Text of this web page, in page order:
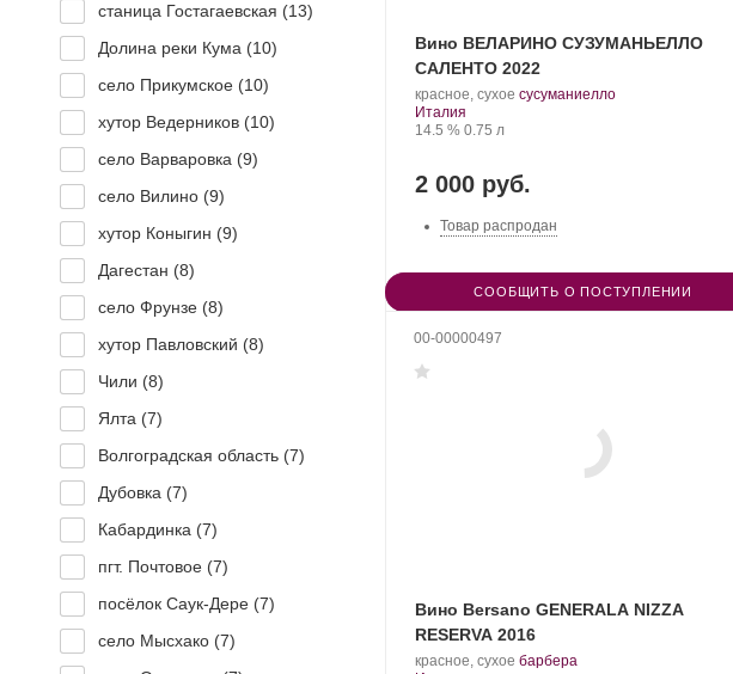
Вино ВЕЛАРИНО СУЗУМАНЬЕЛЛО
САЛЕНТО 2022
красное, сухое .сусуманиелло.
Регион:
Италия
Крепость
14.5 %. Объем
0.75 л
2 000 руб.
Товар распродан
СООБЩИТЬ О ПОСТУПЛЕНИИ
00-00000497
Вино Bersano GENERALA NIZZA
RESERVA 2016
красное, сухое .барбера
станица Гостагаевская (13)
Долина реки Кума (10)
село Прикумское (10)
хутор Ведерников (10)
село Варваровка (9)
село Вилино (9)
хутор Коныгин (9)
Дагестан (8)
село Фрунзе (8)
хутор Павловский (8)
Чили (8)
Ялта (7)
Волгоградская область (7)
Дубовка (7)
Кабардинка (7)
пгт. Почтовое (7)
посёлок Саук-Дере (7)
село Мысхако (7)